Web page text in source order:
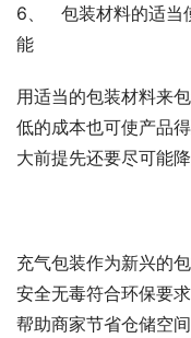
6、   包装材料的适
能
用适当的包装材料来
低的成本也可使产品
大前提先还要尽可能降
充气包装作为新兴的
安全无毒符合环保要
帮助商家节省仓储空